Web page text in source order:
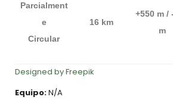
Parcialment
e
Circular
16 km
+550 m /
m
Designed by Freepik
Equipo:N/A